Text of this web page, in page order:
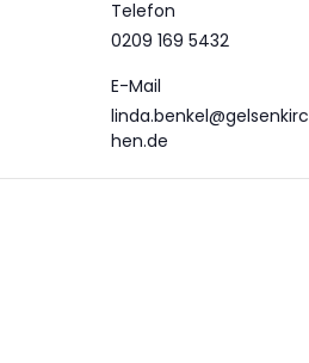
Telefon
0209 169 5432
E-Mail
linda.benkel@gelsenkirc
hen.de